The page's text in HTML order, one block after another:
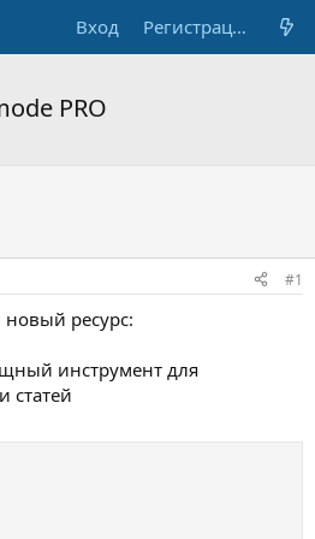
Вход Регистрация
PRO
#1
новый ресурс:
инструмент для
статей